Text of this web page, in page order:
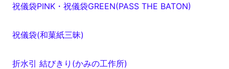
祝儀袋PINK・祝儀袋GREEN(PASS THE BATON)
祝儀袋(和菓紙三昧)
折水引 結びきり(かみの工作所)